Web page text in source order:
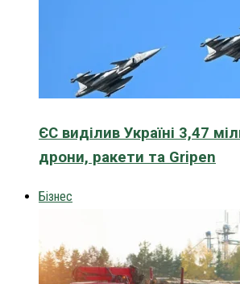
ЄС виділив Україні 3,47
дрони, ракети та Gripen
Бізнес